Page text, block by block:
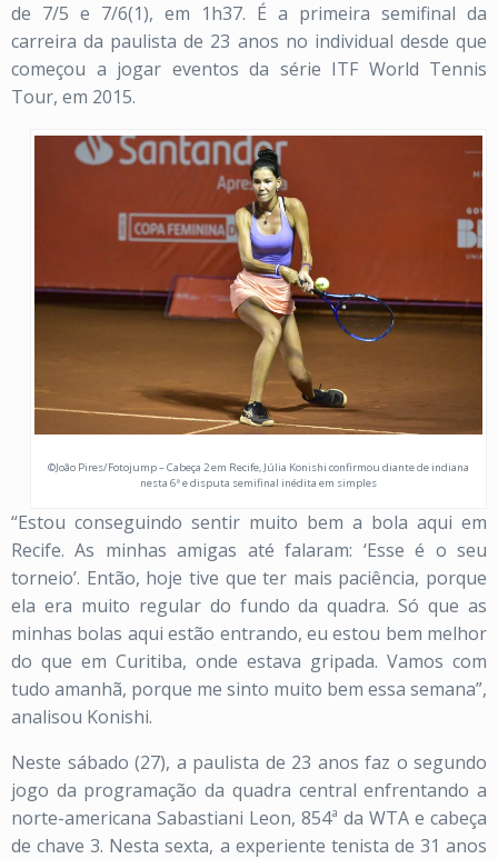
de 7/5 e 7/6(1), em 1h37. É a primeira semifinal da
carreira da paulista de 23 anos no individual desde que
começou a jogar eventos da série ITF World Tennis
Tour, em 2015.
©João Pires/Fotojump – Cabeça 2 em Recife, Júlia Konishi confirmou diante de indiana
nesta 6ª e disputa semifinal inédita em simples
“Estou conseguindo sentir muito bem a bola aqui em
Recife. As minhas amigas até falaram: ‘Esse é o seu
torneio’. Então, hoje tive que ter mais paciência, porque
ela era muito regular do fundo da quadra. Só que as
minhas bolas aqui estão entrando, eu estou bem melhor
do que em Curitiba, onde estava gripada. Vamos com
tudo amanhã, porque me sinto muito bem essa semana”,
analisou Konishi.
Neste sábado (27), a paulista de 23 anos faz o segundo
jogo da programação da quadra central enfrentando a
norte-americana Sabastiani Leon, 854ª da WTA e cabeça
de chave 3. Nesta sexta, a experiente tenista de 31 anos